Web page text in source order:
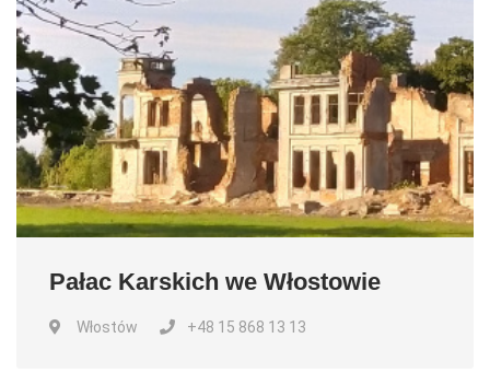
Pałac Karskich we Włostowie
Włostów +48 15 868 13 13